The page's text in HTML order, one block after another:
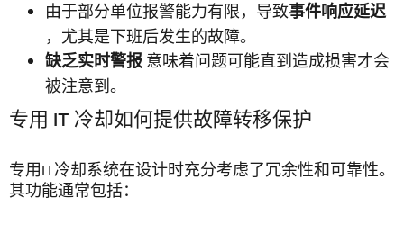
由于部分单位报警能力有限，导致事件响应延迟
，尤其是下班后发生的故障。
缺乏实时警报 意味着问题可能直到造成损害才会
被注意到。
专用 IT 冷却如何提供故障转移保护
专用IT冷却系统在设计时充分考虑了冗余性和可靠性。
其功能通常包括：